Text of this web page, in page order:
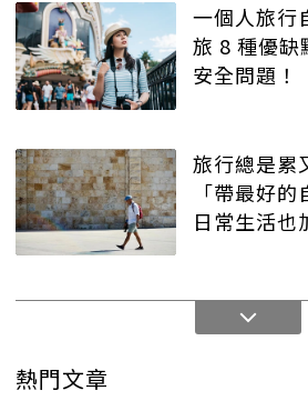
一個人旅行
旅 8 種優缺
安全問題！
旅行總是累
「帶最好
日常生活也
熱門文章